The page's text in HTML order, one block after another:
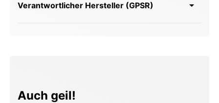
Verantwortlicher Hersteller (GPSR)
Produktgalerie überspringen
Auch geil!